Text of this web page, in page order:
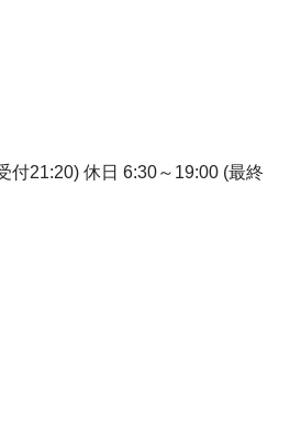
付21:20) 休日 6:30～19:00 (最終